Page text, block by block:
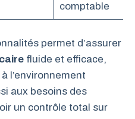
comptable
permet d’assurer
fluide et efficace,
l’environnement
aux besoins des
un contrôle total sur